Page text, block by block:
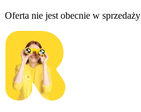
Oferta nie jest obecnie w sprzedaży